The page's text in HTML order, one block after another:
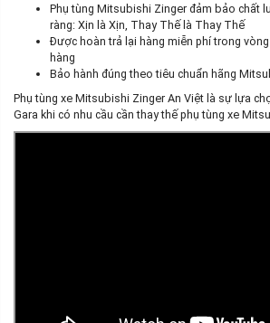
Phụ tùng Mitsubishi Zinger đảm bảo chất
ràng: Xịn là Xịn, Thay Thế là Thay Thế
Được hoàn trả lại hàng miễn phí trong
hàng
Bảo hành đúng theo tiêu chuẩn hãng
Phụ tùng xe Mitsubishi Zinger An Việt là sự lựa
Gara khi có nhu cầu cần thay thế phụ tùng xe